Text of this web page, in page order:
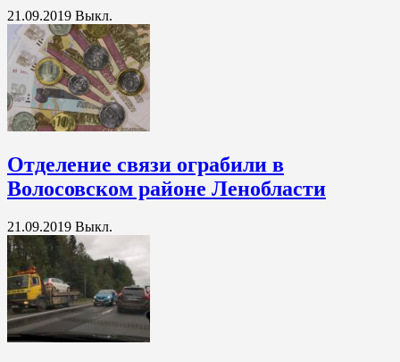
21.09.2019 Выкл.
Отделение связи ограбили в
Волосовском районе Ленобласти
21.09.2019 Выкл.